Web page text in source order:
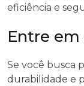
eficiência e
Entre
Se você busca
durabilidade e